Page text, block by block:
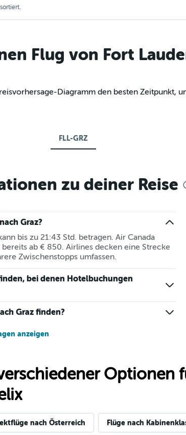
Flug von Fort
Diagramm den besten Zeitpunkt,
FLL-GRZ
zu deiner Reise
Graz?
bis zu 21:43 Std. betragen. Air Canada
ab € 850. Airlines decken eine Strecke
Zwischenstopps umfassen.
bei denen Hotelbuchungen
Graz finden?
anzeigen
Optionen
nach Österreich Flüge nach